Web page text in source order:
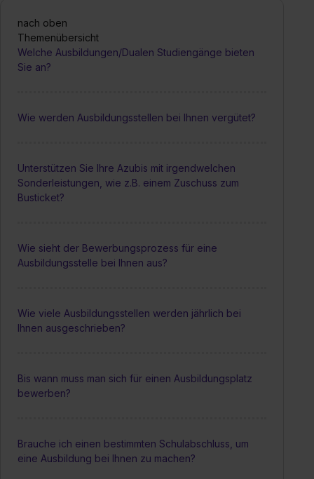
nach oben
Themenübersicht
Welche Ausbildungen/Dualen Studiengänge bieten
Sie an?
Wie werden Ausbildungsstellen bei Ihnen vergütet?
Unterstützen Sie Ihre Azubis mit irgendwelchen
Sonderleistungen, wie z.B. einem Zuschuss zum
Busticket?
Wie sieht der Bewerbungsprozess für eine
Ausbildungsstelle bei Ihnen aus?
Wie viele Ausbildungsstellen werden jährlich bei
Ihnen ausgeschrieben?
Bis wann muss man sich für einen Ausbildungsplatz
bewerben?
Brauche ich einen bestimmten Schulabschluss, um
eine Ausbildung bei Ihnen zu machen?